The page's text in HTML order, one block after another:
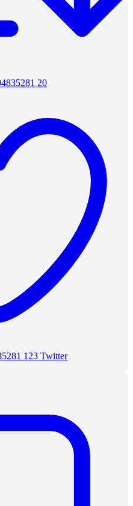
20
123 Twitter